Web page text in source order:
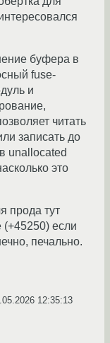
буфера в
fuse-
и
читать
записать до
unallocated
это
прода тут
(+45250) если
печально.
12:35:13